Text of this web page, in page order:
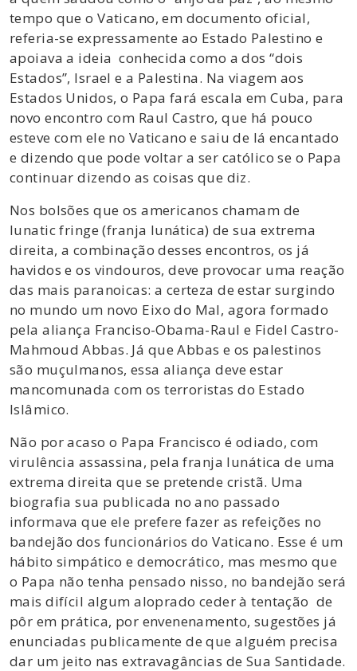
tempo que o Vaticano, em documento oficial,
referia-se expressamente ao Estado Palestino e
apoiava a ideia conhecida como a dos “dois
Estados”, Israel e a Palestina. Na viagem aos
Estados Unidos, o Papa fará escala em Cuba, para
novo encontro com Raul Castro, que há pouco
esteve com ele no Vaticano e saiu de lá encantado
e dizendo que pode voltar a ser católico se o Papa
continuar dizendo as coisas que diz.
Nos bolsões que os americanos chamam de
lunatic fringe (franja lunática) de sua extrema
direita, a combinação desses encontros, os já
havidos e os vindouros, deve provocar uma reação
das mais paranoicas: a certeza de estar surgindo
no mundo um novo Eixo do Mal, agora formado
pela aliança Franciso-Obama-Raul e Fidel Castro-
Mahmoud Abbas. Já que Abbas e os palestinos
são muçulmanos, essa aliança deve estar
mancomunada com os terroristas do Estado
Islâmico.
Não por acaso o Papa Francisco é odiado, com
virulência assassina, pela franja lunática de uma
extrema direita que se pretende cristã. Uma
biografia sua publicada no ano passado
informava que ele prefere fazer as refeições no
bandejão dos funcionários do Vaticano. Esse é um
hábito simpático e democrático, mas mesmo que
o Papa não tenha pensado nisso, no bandejão será
mais difícil algum aloprado ceder à tentação de
pôr em prática, por envenenamento, sugestões já
enunciadas publicamente de que alguém precisa
dar um jeito nas extravagâncias de Sua Santidade.